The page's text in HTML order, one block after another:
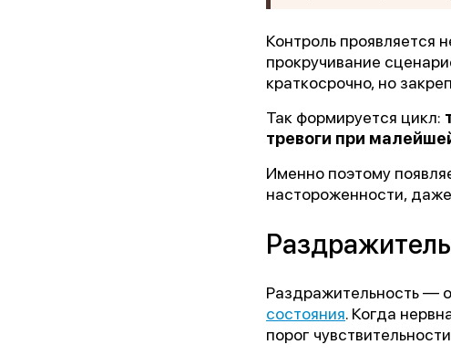
Контроль проявляется
прокручивание
краткосрочно, но
Так формируется цикл:
тревоги при
Именно поэтому
настороженности,
Раздражительность —
состояния. Когда
порог